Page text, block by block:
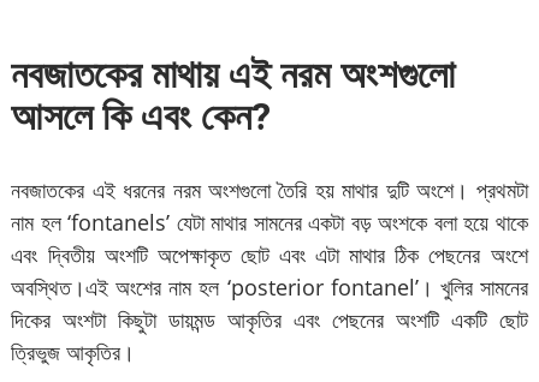
নবজাতকের মাথায় এই নরম অংশগুলো
আসলে কি এবং কেন?
নবজাতকের এই ধরনের নরম অংশগুলো তৈরি হয় মাথার দুটি অংশে। প্রথমটা
নাম হল ‘fontanels’ যেটা মাথার সামনের একটা বড় অংশকে বলা হয়ে থাকে
এবং দ্বিতীয় অংশটি অপেক্ষাকৃত ছোট এবং এটা মাথার ঠিক পেছনের অংশে
অবস্থিত।এই অংশের নাম হল ‘posterior fontanel’। খুলির সামনের
দিকের অংশটা কিছুটা ডায়মন্ড আকৃতির এবং পেছনের অংশটি একটি ছোট
ত্রিভুজ আকৃতির।